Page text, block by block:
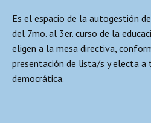
Es el espacio de la autogestión
del 7mo. al 3er. curso de la
eligen a la mesa directiva,
presentación de lista/s y electa a
democrática.